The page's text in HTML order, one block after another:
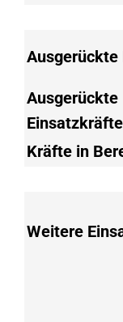
Ausgerückte
Ausgerückte
Einsatzkräfte
Kräfte in
Weitere